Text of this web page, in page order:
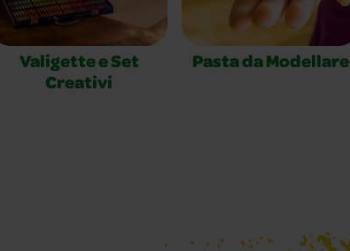
Valigette e Set
Creativi
Pasta da Modellare